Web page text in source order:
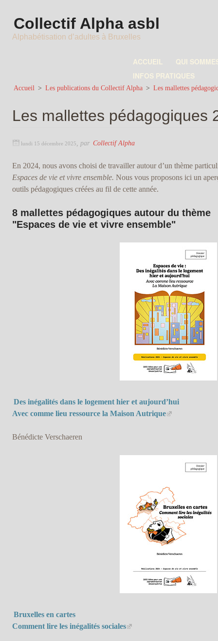
Collectif Alpha asbl
Alphabétisation d’adultes à Bruxelles
ACCUEIL
QUI
INFOS PRATIQUES
Accueil > Les publications du Collectif Alpha > Les mallettes
Les mallettes pédagogiques
lundi 15 décembre 2025 par Collectif Alpha
En 2024, nous avons choisi de travailler autour d’un thème
Espaces de vie et vivre ensemble. Nous vous proposons ici un
outils pédagogiques créées au fil de cette année.
8 mallettes pédagogiques autour du thème
"Espaces de vie et vivre ensemble"
Des inégalités dans le logement hier et aujourd’hui
Avec comme lieu ressource la Maison Autrique
Bénédicte Verschaeren
Bruxelles en cartes
Comment lire les inégalités sociales